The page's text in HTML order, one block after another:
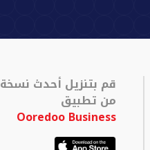
قم بتنزيل أحدث نسخة
من تطبيق
Ooredoo Business